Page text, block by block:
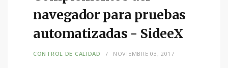
navegador para pruebas
automatizadas - SideeX
CONTROL DE CALIDAD NOVIEMBRE 03, 2017